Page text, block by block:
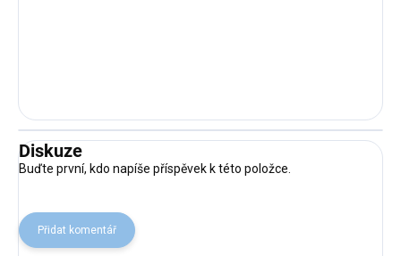
Diskuze
Buďte první, kdo napíše příspěvek k této položce.
Přidat komentář